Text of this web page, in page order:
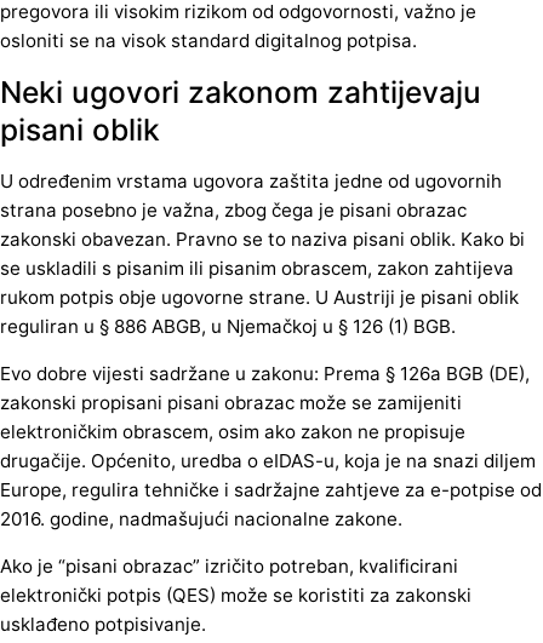
pregovora ili visokim rizikom od odgovornosti, važno je
osloniti se na visok standard digitalnog potpisa.
Neki ugovori zakonom zahtijevaju
pisani oblik
U određenim vrstama ugovora zaštita jedne od ugovornih
strana posebno je važna, zbog čega je pisani obrazac
zakonski obavezan. Pravno se to naziva pisani oblik. Kako bi
se uskladili s pisanim ili pisanim obrascem, zakon zahtijeva
rukom potpis obje ugovorne strane. U Austriji je pisani oblik
reguliran u § 886 ABGB, u Njemačkoj u § 126 (1) BGB.
Evo dobre vijesti sadržane u zakonu: Prema § 126a BGB (DE),
zakonski propisani pisani obrazac može se zamijeniti
elektroničkim obrascem, osim ako zakon ne propisuje
drugačije. Općenito, uredba o eIDAS-u, koja je na snazi diljem
Europe, regulira tehničke i sadržajne zahtjeve za e-potpise od
2016. godine, nadmašujući nacionalne zakone.
Ako je “pisani obrazac” izričito potreban, kvalificirani
elektronički potpis (QES) može se koristiti za zakonski
usklađeno potpisivanje.